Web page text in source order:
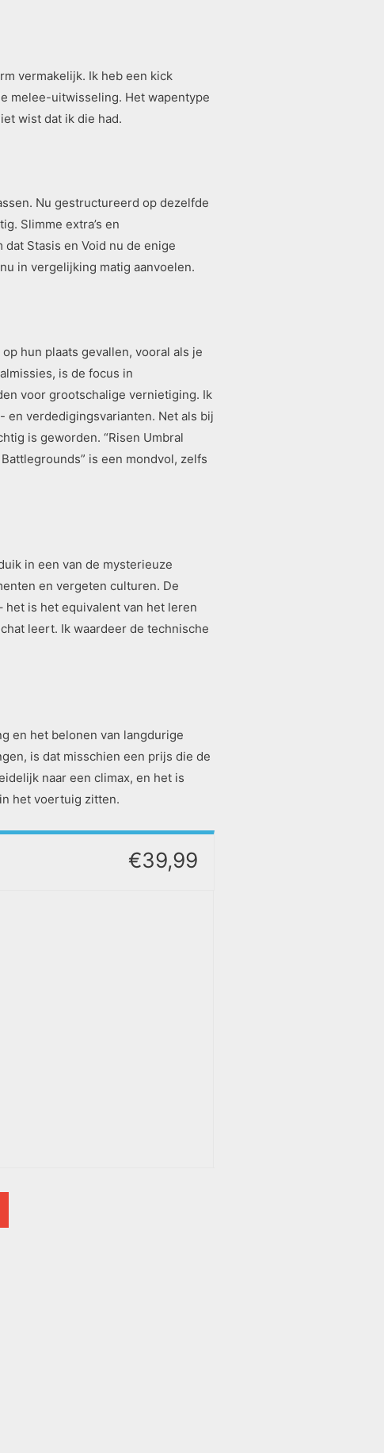
vermakelijk. Ik heb een kick
melee-uitwisseling. Het wapentype
wist dat ik die had.
Nu gestructureerd op dezelfde
Slimme extra’s en
Stasis en Void nu de enige
in vergelijking matig aanvoelen.
hun plaats gevallen, vooral als je
is de focus in
voor grootschalige vernietiging. Ik
en verdedigingsvarianten. Net als bij
is geworden. “Risen Umbral
is een mondvol, zelfs
in een van de mysterieuze
en vergeten culturen. De
is het equivalent van het leren
leert. Ik waardeer de technische
en het belonen van langdurige
is dat misschien een prijs die de
naar een climax, en het is
het voertuig zitten.
€39,99